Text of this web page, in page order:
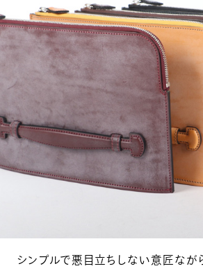
シンプルで悪目立ちしない意匠なが